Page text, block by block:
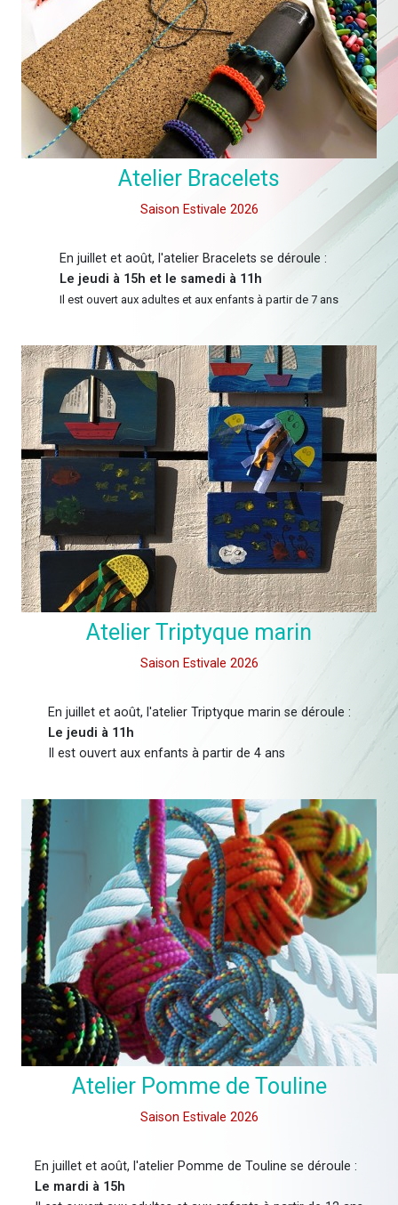
Atelier Bracelets
Saison Estivale 2026
En juillet et août, l'atelier Bracelets se déroule :
Le jeudi à 15h et le samedi à 11h
Il est ouvert aux adultes et aux enfants à partir de 7 ans
Atelier Triptyque marin
Saison Estivale 2026
En juillet et août, l'atelier Triptyque marin se déroule :
Le jeudi à 11h
Il est ouvert aux enfants à partir de 4 ans
Atelier Pomme de Touline
Saison Estivale 2026
En juillet et août, l'atelier Pomme de Touline se déroule :
Le mardi à 15h